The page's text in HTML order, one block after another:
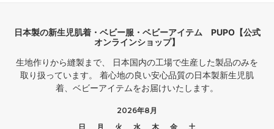
日本製の新生児肌着・ベビー服・ベビーアイテム PUPO【公式
オンラインショップ】
生地作りから縫製まで、 日本国内の工場で生産した製品のみを
取り扱っています。 着心地の良い安心品質の日本製新生児肌
着、ベビーアイテムをお届けいたします。
2026年8月
日
月 火 水 木 金
土